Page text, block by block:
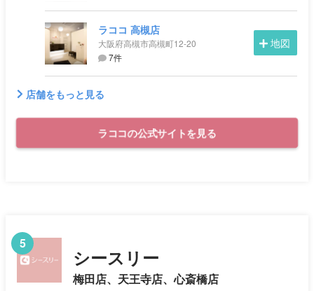
ラココ 高槻店
大阪府高槻市高槻町12-20
7件
地図
店舗をもっと見る
ラココの公式サイトを見る
5
シースリー
梅田店、天王寺店、心斎橋店